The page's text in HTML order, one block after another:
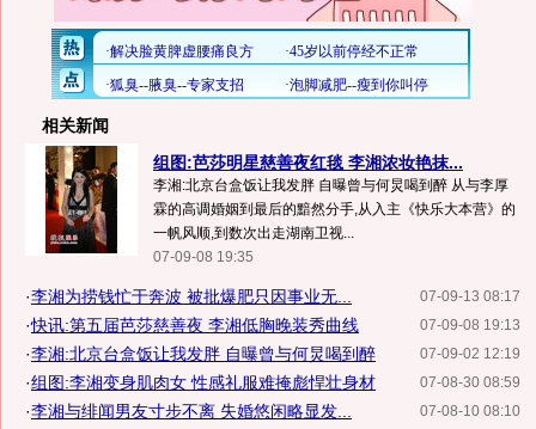
相关新闻
组图:芭莎明星慈善夜红毯 李湘浓妆艳抹...
李湘:北京台盒饭让我发胖 自曝曾与何炅喝到醉 从与李厚
霖的高调婚姻到最后的黯然分手,从入主《快乐大本营》的
一帆风顺,到数次出走湖南卫视...
07-09-08 19:35
07-09-13 08:17
·李湘为捞钱忙于奔波 被批爆肥只因事业无...
07-09-08 19:13
·快讯:第五届芭莎慈善夜 李湘低胸晚装秀曲线
07-09-02 12:19
·李湘:北京台盒饭让我发胖 自曝曾与何炅喝到醉
07-08-30 08:59
·组图:李湘变身肌肉女 性感礼服难掩彪悍壮身材
07-08-10 08:10
·李湘与绯闻男友寸步不离 失婚悠闲略显发...